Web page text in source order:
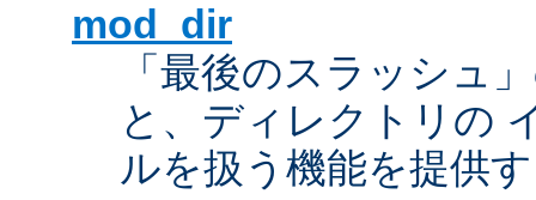
mod_dir
「最後のスラッシュ
と、ディレクトリの
ルを扱う機能を提供